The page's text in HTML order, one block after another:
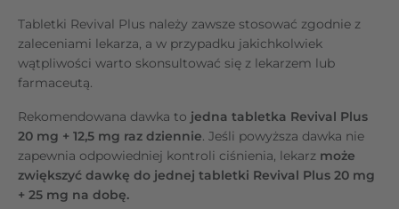
Tabletki Revival Plus należy zawsze stosować zgodnie z
zaleceniami lekarza, a w przypadku jakichkolwiek
wątpliwości warto skonsultować się z lekarzem lub
farmaceutą.
Rekomendowana dawka to jedna tabletka Revival Plus
20 mg + 12,5 mg raz dziennie. Jeśli powyższa dawka nie
zapewnia odpowiedniej kontroli ciśnienia, lekarz może
zwiększyć dawkę do jednej tabletki Revival Plus 20 mg
+ 25 mg na dobę.